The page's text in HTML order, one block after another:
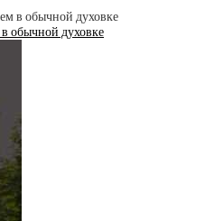
в обычной духовке